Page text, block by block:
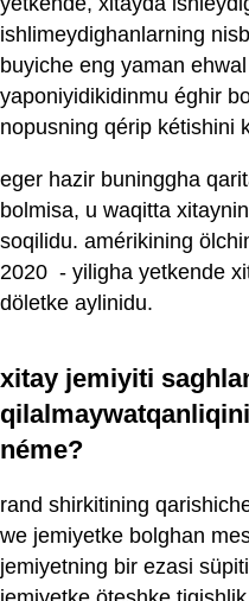
ishlimeydighanlarning
buyiche eng yaman
yaponiyidikidinmu éghir
nopusning qérip kétishini
eger hazir buninggha
bolmisa, u waqitta
soqilidu. amérikining
2020 ‏ - yiligha yetkende xitay intayin namrat
döletke aylinidu.
xitay jemiyiti
néme?
rand shirkitining
we jemiyetke bolghan
jemiyetning bir ezasi